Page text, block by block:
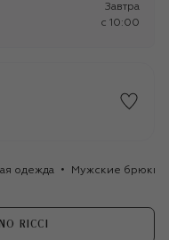
Завтра
c 10:00
одежда Мужские брюки
RICCI